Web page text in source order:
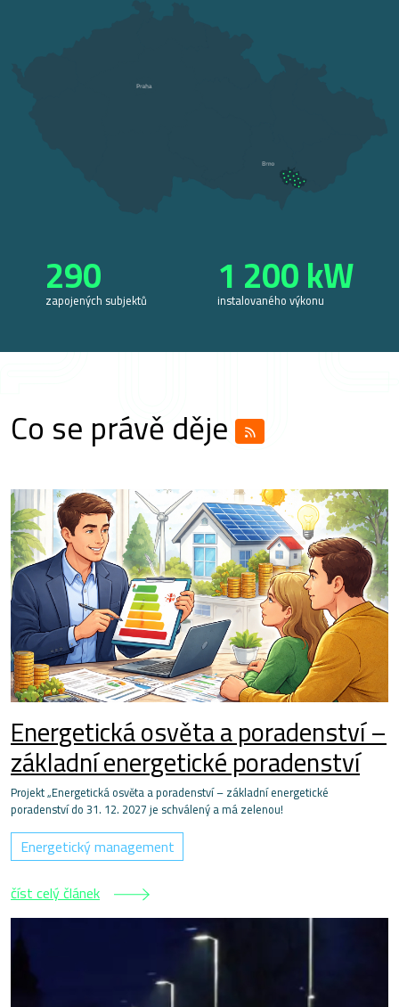
290
zapojených subjektů 1 200kW
instalovaného výkonu
Co se právě děje
Energetická osvěta a poradenství –
základní energetické poradenství
Projekt „Energetická osvěta a poradenství – základní energetické
poradenství do 31. 12. 2027 je schválený a má zelenou!
Energetický management
číst celý článek